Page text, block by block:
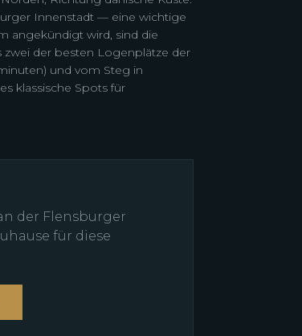
Innenstadt — eine wichtige
angekündigt wird, sind die
zwei der besten Logenplätze der
und vom Steg in
klassische Spots für
der Flensburger
für diese